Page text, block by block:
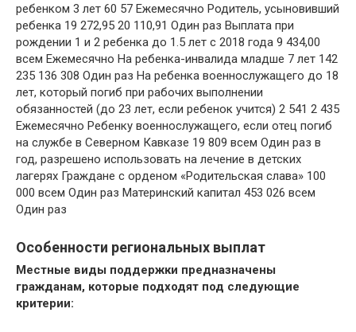
ребенком 3 лет 60 57 Ежемесячно Родитель, усыновивший
ребенка 19 272,95 20 110,91 Один раз Выплата при
рождении 1 и 2 ребенка до 1.5 лет с 2018 года 9 434,00
всем Ежемесячно На ребенка-инвалида младше 7 лет 142
235 136 308 Один раз На ребенка военнослужащего до 18
лет, который погиб при рабочих выполнении
обязанностей (до 23 лет, если ребенок учится) 2 541 2 435
Ежемесячно Ребенку военнослужащего, если отец погиб
на службе в Северном Кавказе 19 809 всем Один раз в
год, разрешено использовать на лечение в детских
лагерях Граждане с орденом «Родительская слава» 100
000 всем Один раз Материнский капитал 453 026 всем
Один раз
Особенности региональных выплат
Местные виды поддержки предназначены
гражданам, которые подходят под следующие
критерии: